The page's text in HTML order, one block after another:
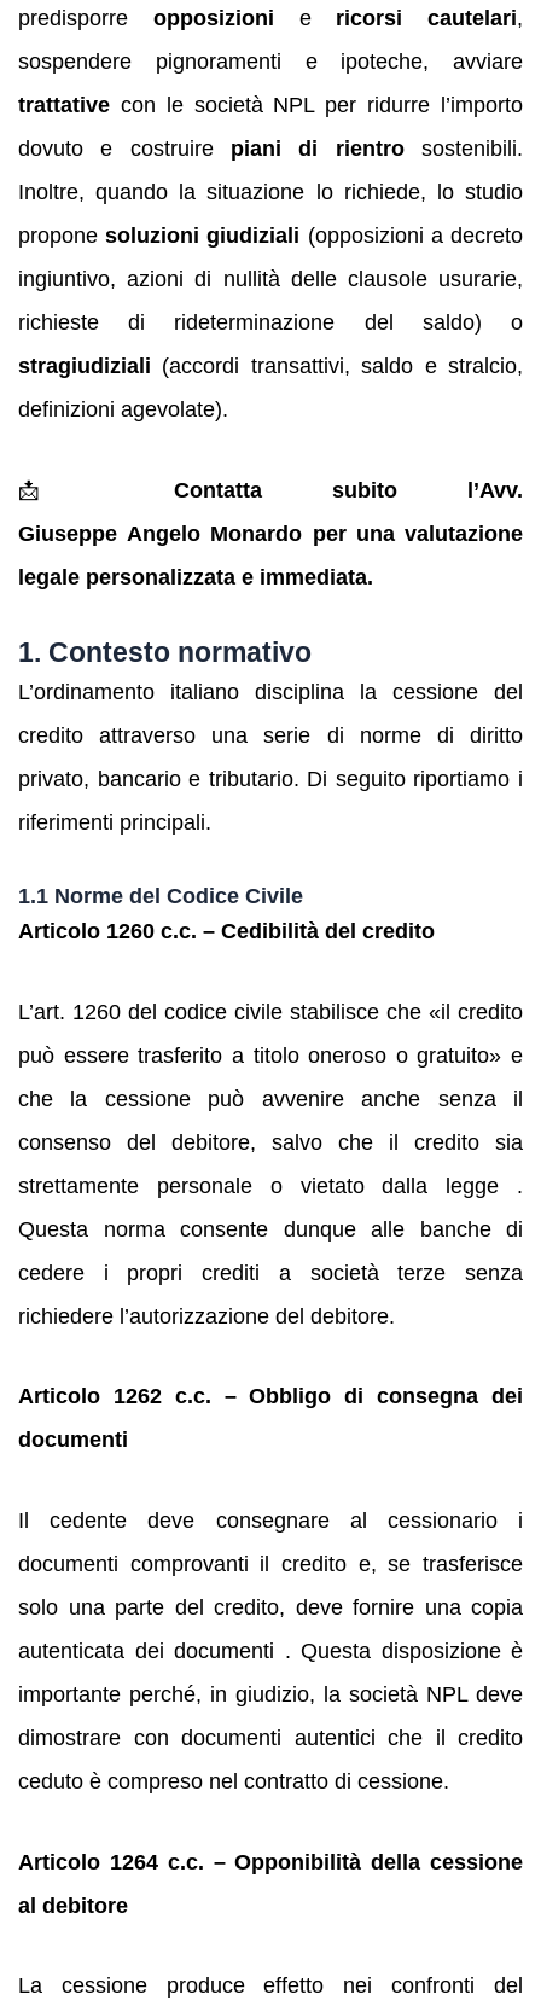
predisporre opposizioni e ricorsi cautelari,
sospendere pignoramenti e ipoteche, avviare
trattative con le società NPL per ridurre l’importo
dovuto e costruire piani di rientrosostenibili.
Inoltre, quando la situazione lo richiede, lo studio
proponesoluzioni giudiziali (opposizioni a decreto
ingiuntivo, azioni di nullità delle clausole usurarie,
richieste di rideterminazione del saldo) o
stragiudiziali (accordi transattivi, saldo e stralcio,
definizioni agevolate).
📩 Contatta subito l’Avv.
Giuseppe Angelo Monardo per una valutazione
legale personalizzata e immediata.
1. Contesto normativo
L’ordinamento italiano disciplina la cessione del
credito attraverso una serie di norme di diritto
privato, bancario e tributario. Di seguito riportiamo i
riferimenti principali.
1.1 Norme del Codice Civile
Articolo 1260 c.c. – Cedibilità del credito
L’art. 1260 del codice civile stabilisce che «il credito
può essere trasferito a titolo oneroso o gratuito» e
che la cessione può avvenire anche senza il
consenso del debitore, salvo che il credito sia
strettamente personale o vietato dalla legge .
Questa norma consente dunque alle banche di
cedere i propri crediti a società terze senza
richiedere l’autorizzazione del debitore.
Articolo 1262 c.c. – Obbligo di consegna dei
documenti
Il cedente deve consegnare al cessionario i
documenti comprovanti il credito e, se trasferisce
solo una parte del credito, deve fornire una copia
autenticata dei documenti . Questa disposizione è
importante perché, in giudizio, la società NPL deve
dimostrare con documenti autentici che il credito
ceduto è compreso nel contratto di cessione.
Articolo 1264 c.c. – Opponibilità della cessione
al debitore
La cessione produce effetto nei confronti del